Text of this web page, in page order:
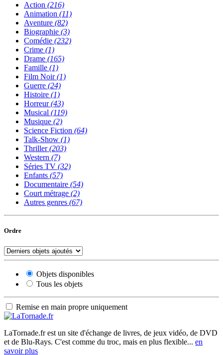
Action (216)
Animation (11)
Aventure (82)
Biographie (3)
Comédie (232)
Crime (1)
Drame (165)
Famille (1)
Film Noir(1)
Guerre (24)
Histoire (1)
Horreur(43)
Musical (119)
Musique (2)
Science Fiction (64)
Talk-Show (1)
Thriller(203)
Western (7)
Séries TV (32)
Enfants (57)
Documentaire (54)
Court métrage (2)
Autres genres (67)
Ordre
Objets disponibles
Tous les objets
Remise en main propre uniquement
LaTornade.frest un site d'échange de livres, de jeux vidéo, de DVD
et de Blu-Rays. C'est comme du troc, mais en plus flexible... en
savoir plus